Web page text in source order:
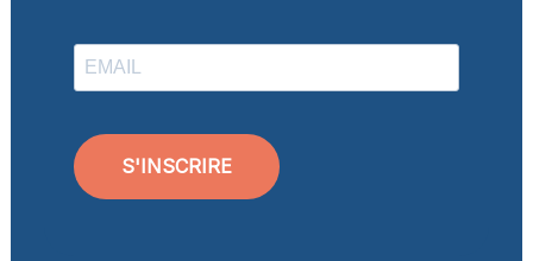
S'INSCRIRE